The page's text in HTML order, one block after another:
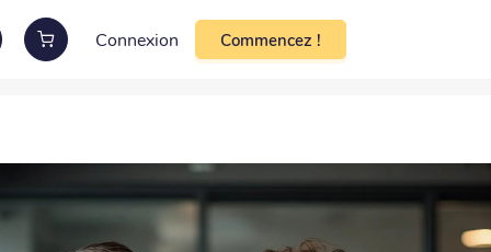
Connexion Commencez !